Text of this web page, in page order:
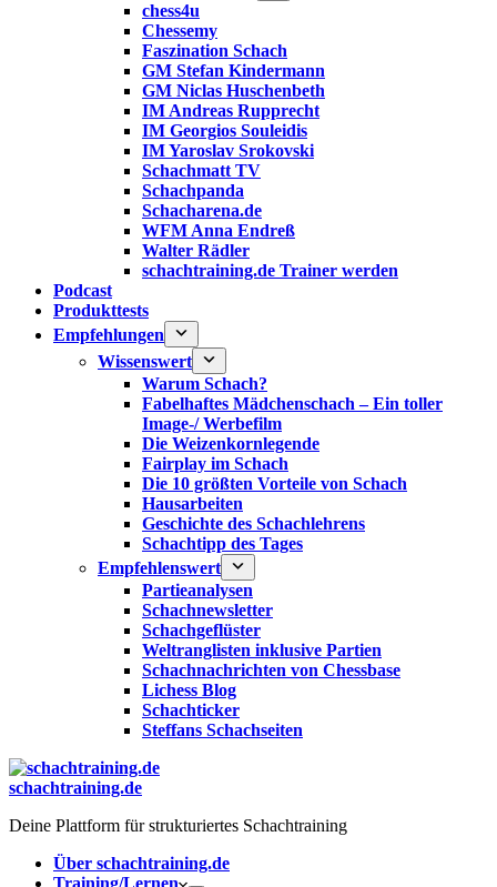
chess4u
Chessemy
Faszination Schach
GM Stefan Kindermann
GM Niclas Huschenbeth
IM Andreas Rupprecht
IM Georgios Souleidis
IM Yaroslav Srokovski
Schachmatt TV
Schachpanda
Schacharena.de
WFM Anna Endreß
Walter Rädler
schachtraining.de Trainer werden
Podcast
Produkttests
Empfehlungen
Wissenswert
Warum Schach?
Fabelhaftes Mädchenschach – Ein toller
Image-/ Werbefilm
Die Weizenkornlegende
Fairplay im Schach
Die 10 größten Vorteile von Schach‎
Hausarbeiten
Geschichte des Schachlehrens
Schachtipp des Tages
Empfehlenswert
Partieanalysen
Schachnewsletter
Schachgeflüster
Weltranglisten inklusive Partien
Schachnachrichten von Chessbase
Lichess Blog
Schachticker
Steffans Schachseiten
schachtraining.de
Deine Plattform für strukturiertes Schachtraining
Über schachtraining.de
Training/Lernen